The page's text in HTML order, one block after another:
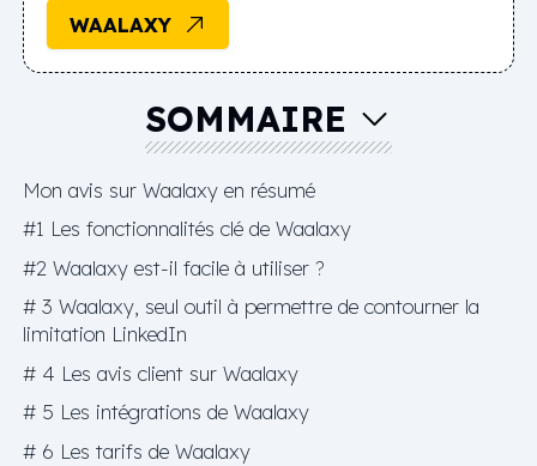
WAALAXY
SOMMAIRE
Mon avis sur Waalaxy en résumé
#1 Les fonctionnalités clé de Waalaxy
#2 Waalaxy est-il facile à utiliser ?
# 3 Waalaxy, seul outil à permettre de contourner la
limitation LinkedIn
# 4 Les avis client sur Waalaxy
# 5 Les intégrations de Waalaxy
# 6 Les tarifs de Waalaxy